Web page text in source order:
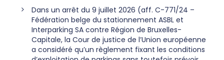
Dans un arrêt du 9 juillet 2026 (aff. C-771/24 –
Fédération belge du stationnement ASBL et
Interparking SA contre Région de Bruxelles-
Capitale, la Cour de justice de l’Union européenne
a considéré qu’un règlement fixant les conditions